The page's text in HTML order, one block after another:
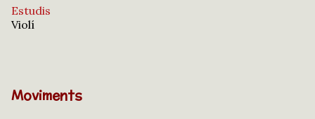
Estudis
Violí
Moviments